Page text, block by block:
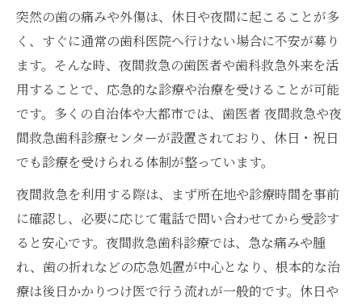
突然の歯の痛みや外傷は、休日や夜間に起こることが多
く、すぐに通常の歯科医院へ行けない場合に不安が募り
ます。そんな時、夜間救急の歯医者や歯科救急外来を活
用することで、応急的な診療や治療を受けることが可能
です。多くの自治体や大都市では、歯医者 夜間救急や夜
間救急歯科診療センターが設置されており、休日・祝日
でも診療を受けられる体制が整っています。
夜間救急を利用する際は、まず所在地や診療時間を事前
に確認し、必要に応じて電話で問い合わせてから受診す
ると安心です。夜間救急歯科診療では、急な痛みや腫
れ、歯の折れなどの応急処置が中心となり、根本的な治
療は後日かかりつけ医で行う流れが一般的です。休日や